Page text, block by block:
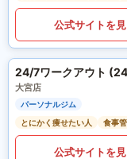
公式サイトを
24/7ワークアウト
大宮店
パーソナルジム
とにかく痩せたい人
食事
公式サイトを